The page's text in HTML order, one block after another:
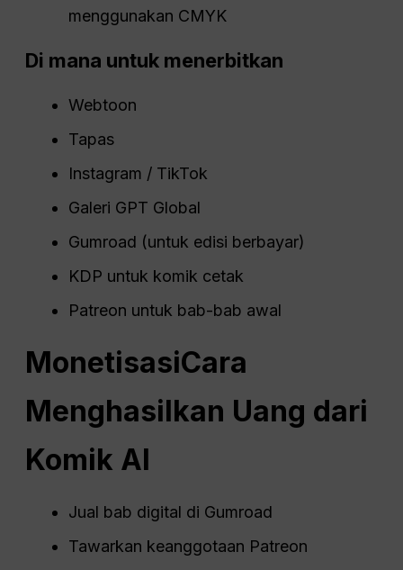
menggunakan CMYK
Di mana untuk menerbitkan
Webtoon
Tapas
Instagram / TikTok
Galeri GPT Global
Gumroad (untuk edisi berbayar)
KDP untuk komik cetak
Patreon untuk bab-bab awal
MonetisasiCara
Menghasilkan Uang dari
Komik AI
Jual bab digital di Gumroad
Tawarkan keanggotaan Patreon